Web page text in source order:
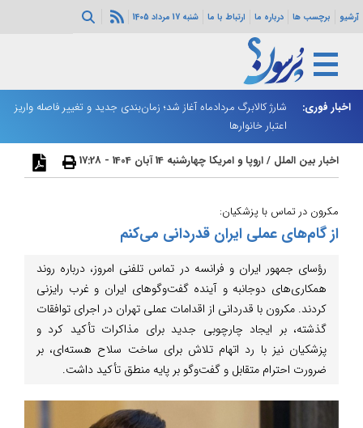
آرشیو برچسب ها درباره ما ارتباط با ما شنبه 17 مرداد 1405
اخبار فوری:
هرمز ادامه
شارژ کالابرگ مردادماه آغاز شد؛ زمان‌بندی جدید و تغییر فاصله واریز
اعتبار خانوارها
اخبار بین الملل /اروپا و امریکا چهارشنبه 14 آبان 1404 - 17:28
مکرون در تماس با پزشکیان:
از گام‌های عملی ایران قدردانی می‌کنم
رؤسای جمهور ایران و فرانسه در تماس تلفنی امروز، درباره روند
همکاری‌های دوجانبه و آینده گفت‌وگوهای ایران و غرب رایزنی
کردند. مکرون با قدردانی از اقدامات عملی تهران در اجرای توافقات
گذشته، بر ایجاد چارچوبی جدید برای مذاکرات تأکید کرد و
پزشکیان نیز با رد اتهام تلاش برای ساخت سلاح هسته‌ای، بر
ضرورت احترام متقابل و گفت‌وگو بر پایه منطق تأکید داشت.